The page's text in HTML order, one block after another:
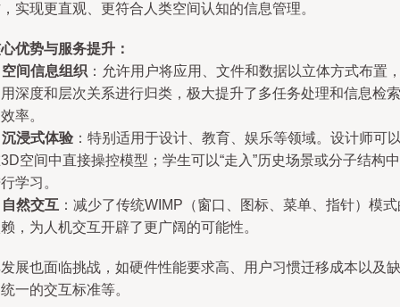
实现更直观、更符合人类空间认知的信息管理。
优势与服务提升：
空间信息组织 ：允许用户将应用、文件和数据以立体方式布置
深度和层次关系进行归类，极大提升了多任务处理和信息检索
率。
沉浸式体验 ：特别适用于设计、教育、娱乐等领域。设计师可
空间中直接操控模型；学生可以“走入”历史场景或分子结构中
学习。
自然交互 ：减少了传统WIMP（窗口、图标、菜单、指针）模
，为人机交互开辟了更广阔的可能性。
展也面临挑战，如硬件性能要求高、用户习惯迁移成本以及缺
一的交互标准等。